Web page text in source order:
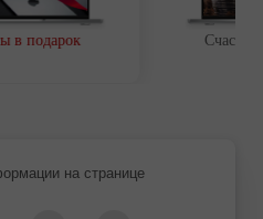
в подарок
на странице